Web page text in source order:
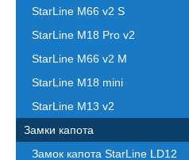
StarLine M66 v2 S
StarLine M18 Pro v2
StarLine M66 v2 M
StarLine M18 mini
StarLine M13 v2
Замки капота
Замок капота StarLine LD12